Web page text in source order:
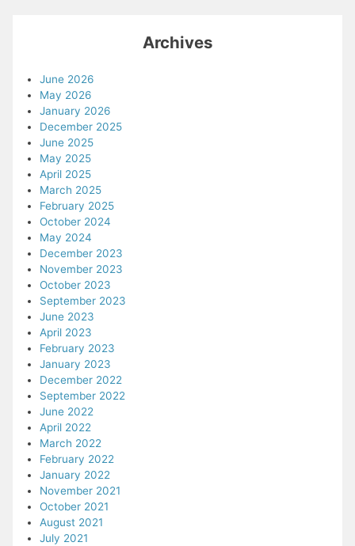
Archives
June 2026
May 2026
January 2026
December 2025
June 2025
May 2025
April 2025
March 2025
February 2025
October 2024
May 2024
December 2023
November 2023
October 2023
September 2023
June 2023
April 2023
February 2023
January 2023
December 2022
September 2022
June 2022
April 2022
March 2022
February 2022
January 2022
November 2021
October 2021
August 2021
July 2021